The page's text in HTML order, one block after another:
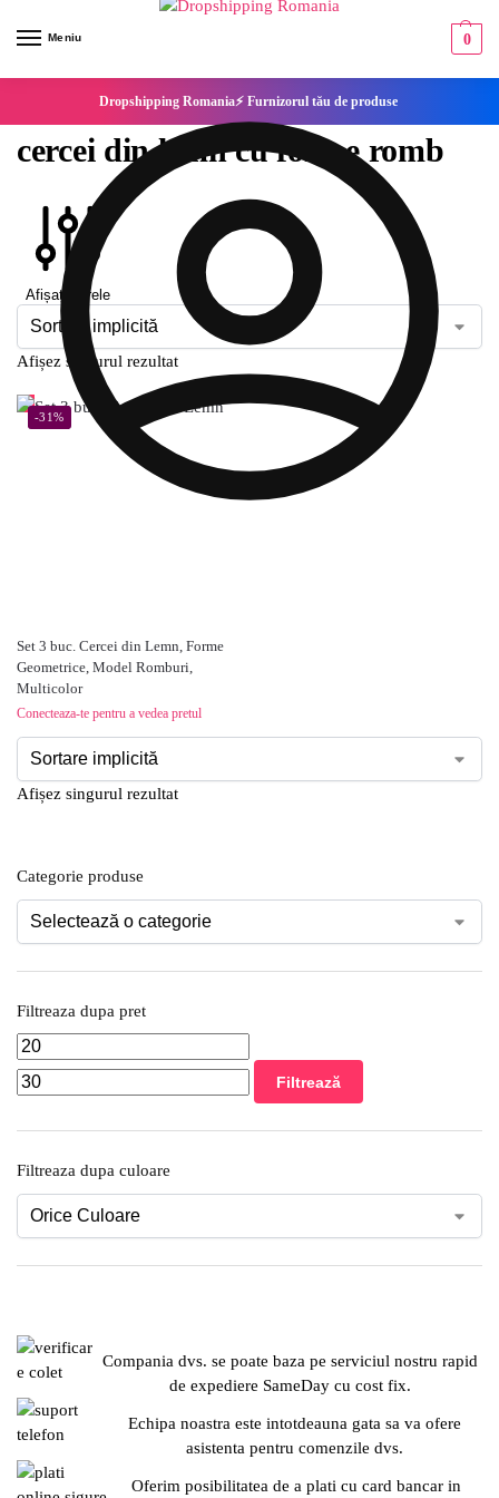
Meniu 0
Dropshipping Romania⚡ Furnizorul tău de produse
cercei din lemn cu forme romb
Afișați filtrele
Afișez singurul rezultat
-31%
Set 3 buc. Cercei din Lemn, Forme
Geometrice, Model Romburi,
Multicolor
Conecteaza-te pentru a vedea pretul
Afișez singurul rezultat
Categorie produse
Filtreaza dupa pret
Filtrează
Filtreaza dupa culoare
Compania dvs. se poate baza pe serviciul nostru rapid
de expediere SameDay cu cost fix.
Echipa noastra este intotdeauna gata sa va ofere
asistenta pentru comenzile dvs.
Oferim posibilitatea de a plati cu card bancar in